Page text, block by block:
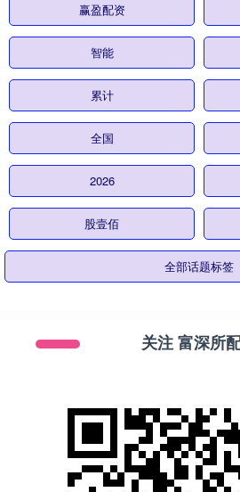
赢盈配资
智能
累计
全国
2026
股壹佰
全部话题标签
关注 富深所